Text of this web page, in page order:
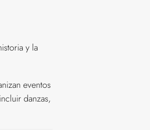
y la
eventos
danzas,